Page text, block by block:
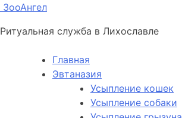
ЗооАнгел
Ритуальная служба в Лихославле
Главная
Эвтаназия
Усыпление кошек
Усыпление собаки